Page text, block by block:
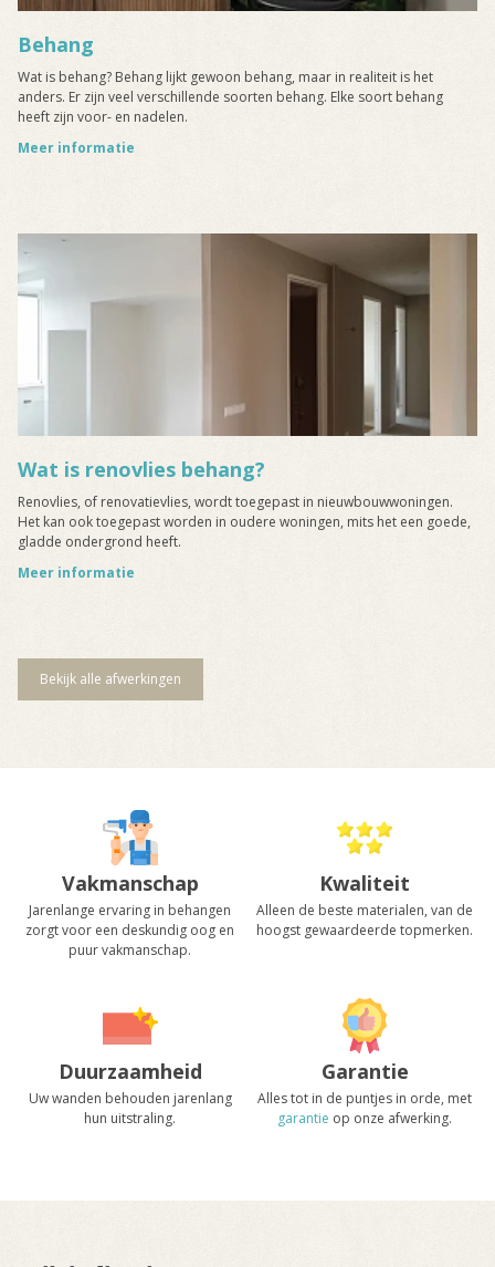
Behang
Wat is behang? Behang lijkt gewoon behang, maar in realiteit is het
anders. Er zijn veel verschillende soorten behang. Elke soort behang
heeft zijn voor- en nadelen.
Meer informatie
Wat is renovlies behang?
Renovlies, of renovatievlies, wordt toegepast in nieuwbouwwoningen.
Het kan ook toegepast worden in oudere woningen, mits het een goede,
gladde ondergrond heeft.
Meer informatie
Bekijk alle afwerkingen
Vakmanschap
Jarenlange ervaring in behangen
zorgt voor een deskundig oog en
puur vakmanschap.
Kwaliteit
Alleen de beste materialen, van de
hoogst gewaardeerde topmerken.
Duurzaamheid
Uw wanden behouden jarenlang
hun uitstraling.
Garantie
Alles tot in de puntjes in orde, met
garantie op onze afwerking.